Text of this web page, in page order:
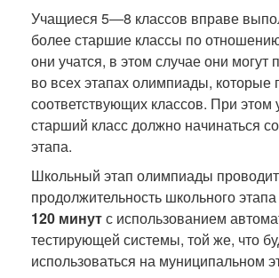
Учащиеся 5―8 классов вправе
более старшие классы по
они учатся, в этом случае они могут
во всех этапах олимпиады, которые
соответствующих классов. При этом
старший класс должно начинаться
этапа.
Школьный этап олимпиады
продолжительность школьного
120 минутс использованием
тестирующей системы, той же, что
использоваться на муниципальном